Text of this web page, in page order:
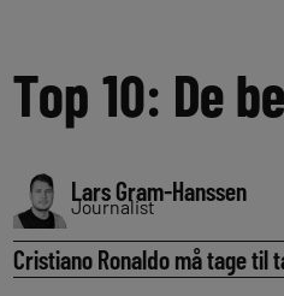
Top 10: De
Lars Gram-Hanssen
Journalist
Cristiano Ronaldo må tage